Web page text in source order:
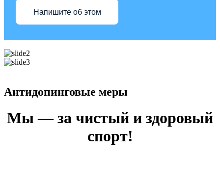
Напишите об этом
Антидопинговые меры
Мы — за чистый и здоровый
спорт!